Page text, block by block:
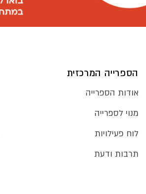
הספרייה המרכזית
אודות הספרייה
מנוי לספרייה
לוח פעילויות
תרבות ודעת